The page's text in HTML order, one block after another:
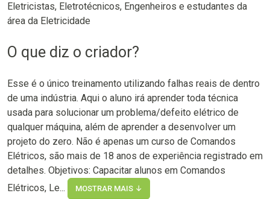
Eletricistas, Eletrotécnicos, Engenheiros e estudantes da
área da Eletricidade
O que diz o criador?
Esse é o único treinamento utilizando falhas reais de dentro
de uma indústria. Aqui o aluno irá aprender toda técnica
usada para solucionar um problema/defeito elétrico de
qualquer máquina, além de aprender a desenvolver um
projeto do zero. Não é apenas um curso de Comandos
Elétricos, são mais de 18 anos de experiência registrado em
detalhes. Objetivos: Capacitar alunos em Comandos
Elétricos, Le...
MOSTRAR MAIS ↓